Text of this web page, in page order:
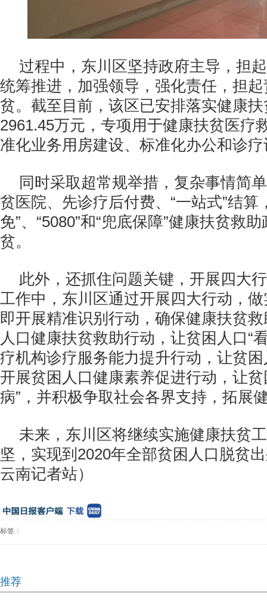
过程中，东川区坚持政府主导，担
统筹推进，加强领导，强化责任，担
贫。截至目前，该区已安排落实健康
2961.45万元，专项用于健康扶贫医疗
准化业务用房建设、标准化办公和诊
同时采取超常规举措，复杂事情简
贫医院、先诊疗后付费、“一站式”结算
免”、“5080”和“兜底保障”健康扶贫救
贫。
此外，还抓住问题关键，开展四大
工作中，东川区通过开展四大行动，
即开展精准识别行动，确保健康扶贫
人口健康扶贫救助行动，让贫困人口“
疗机构诊疗服务能力提升行动，让贫困
开展贫困人口健康素养促进行动，让
病”，并积极争取社会各界支持，拓展
未来，东川区将继续实施健康扶贫
坚，实现到2020年全部贫困人口脱贫
云南记者站）
标签：
推荐